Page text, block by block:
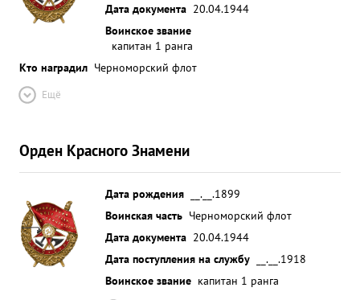
Дата документа 20.04.1944
Воинское звание
капитан 1 ранга
Кто наградил Черноморский флот
Ещё
Орден Красного Знамени
Дата рождения
__.__.1899
Воинская часть Черноморский флот
Дата документа 20.04.1944
Дата поступления на службу
__.__.1918
Воинское звание капитан 1 ранга